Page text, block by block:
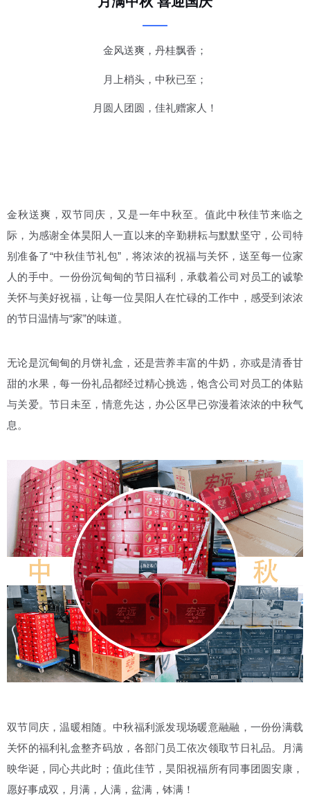
金风送爽，丹桂飘香；
月上梢头，中秋已至；
月圆人团圆，佳礼赠家人！
金秋送爽，双节同庆，又是一年中秋至。值此中秋佳节来临之
际，为感谢全体昊阳人一直以来的辛勤耕耘与默默坚守，公司特
别准备了“中秋佳节礼包”，将浓浓的祝福与关怀，送至每一位家
人的手中。一份份沉甸甸的节日福利，承载着公司对员工的诚挚
关怀与美好祝福，让每一位昊阳人在忙碌的工作中，感受到浓浓
的节日温情与“家”的味道。
无论是沉甸甸的月饼礼盒，还是营养丰富的牛奶，亦或是清香甘
甜的水果，每一份礼品都经过精心挑选，饱含公司对员工的体贴
与关爱。节日未至，情意先达，办公区早已弥漫着浓浓的中秋气
息。
双节同庆，温暖相随。中秋福利派发现场暖意融融，一份份满载
关怀的福利礼盒整齐码放，各部门员工依次领取节日礼品。月满
映华诞，同心共此时；值此佳节，昊阳祝福所有同事团圆安康，
愿好事成双，月满，人满，盆满，钵满！